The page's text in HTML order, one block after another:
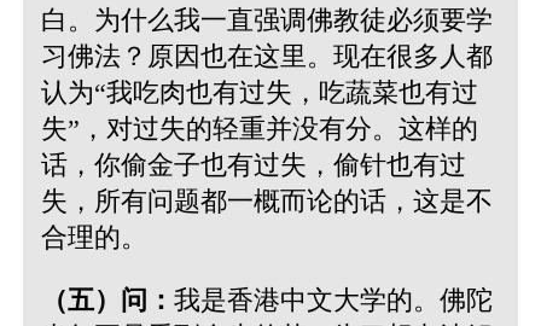
白。为什么我一直强调佛教徒必须要学
习佛法？原因也在这里。现在很多人都
认为“我吃肉也有过失，吃蔬菜也有过
失”，对过失的轻重并没有分。这样的
话，你偷金子也有过失，偷针也有过
失，所有问题都一概而论的话，这是不
合理的。
（五）问： 我是香港中文大学的。佛陀